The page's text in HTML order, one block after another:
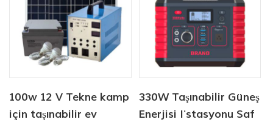
100w 12 V Tekne kamp
için taşınabilir ev
330W Taşınabilir Güneş
Enerjisi İstasyonu Saf